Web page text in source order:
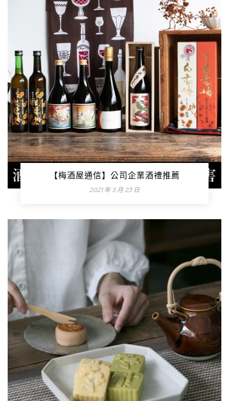
【梅酒屋通信】公司企業酒禮推薦
2021 年 3 月 23 日